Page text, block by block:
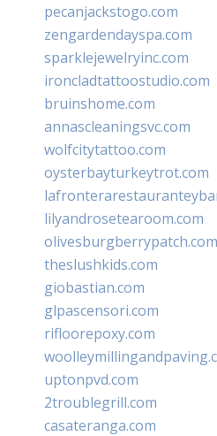
pecanjackstogo.com
zengardendayspa.com
sparklejewelryinc.com
ironcladtattoostudio.com
bruinshome.com
annascleaningsvc.com
wolfcitytattoo.com
oysterbayturkeytrot.com
lilyandrosetearoom.com
olivesburgberrypatch.com
theslushkids.com
giobastian.com
glpascensori.com
rifloorepoxy.com
uptonpvd.com
2troublegrill.com
casateranga.com